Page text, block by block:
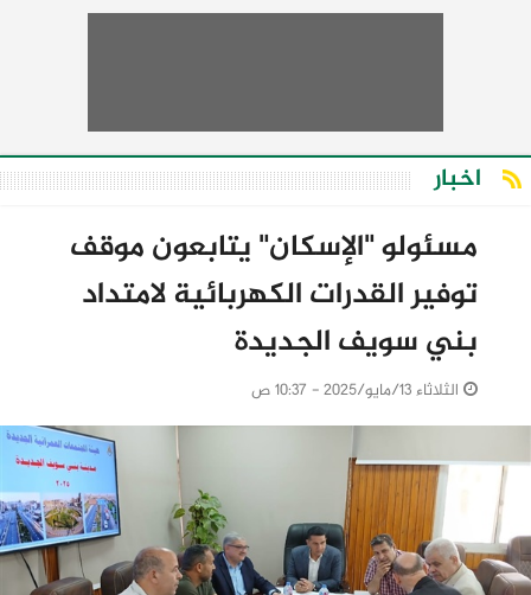
اخبار
مسئولو "الإسكان" يتابعون موقف
توفير القدرات الكهربائية لامتداد
بني سويف الجديدة
الثلاثاء 13/مايو/2025 - 10:37 ص